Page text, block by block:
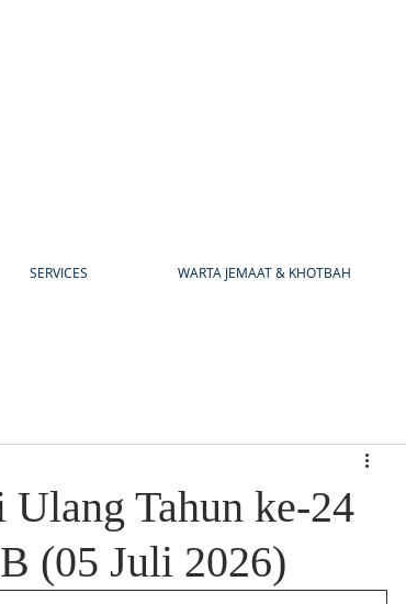
SERVICES WARTA JEMAAT & KHOTBAH
Tahun ke-24
(05 Juli 2026)